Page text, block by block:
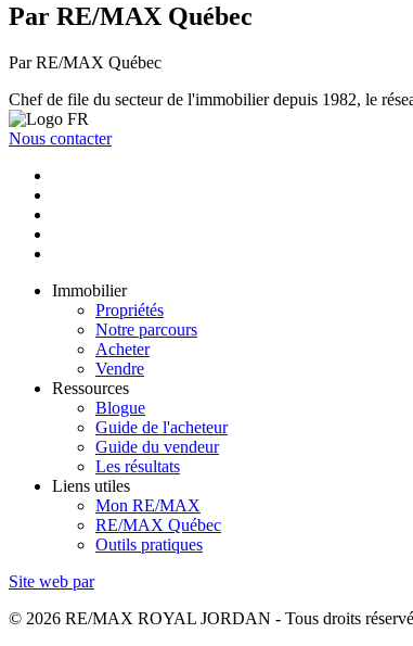
Par RE/MAX Québec
Par RE/MAX Québec
Chef de file du secteur de l'immobilier depuis 1982, le
Nous contacter
Immobilier
Propriétés
Notre parcours
Acheter
Vendre
Ressources
Blogue
Guide de l'acheteur
Guide du vendeur
Les résultats
Liens utiles
Mon RE/MAX
RE/MAX Québec
Outils pratiques
Site web par
© 2026 RE/MAX ROYAL JORDAN - Tous droits